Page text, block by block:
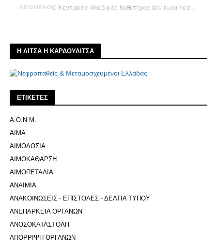
ΕΠΟΜΕΝΟ Ο Κεντρικός Φλεβικός Καθετήρας δεν είναι λύση είναι προσωρινό καταφύγιο
Η ΛΙΤΣΑ Η ΚΑΡΔΟΥΛΙΤΣΑ
ΕΤΙΚΕΤΕΣ
Α.Ο.Ν.Μ.
ΑΙΜΑ
ΑΙΜΟΔΟΣΙΑ
ΑΙΜΟΚΑΘΑΡΣΗ
ΑΙΜΟΠΕΤΑΛΙΑ
ΑΝΑΙΜΙΑ
ΑΝΑΚΟΙΝΩΣΕΙΣ - ΕΠΙΣΤΟΛΕΣ - ΔΕΛΤΙΑ ΤΥΠΟΥ
ΑΝΕΠΑΡΚΕΙΑ ΟΡΓΑΝΩΝ
ΑΝΟΣΟΚΑΤΑΣΤΟΛΗ
ΑΠΟΡΡΙΨΗ ΟΡΓΑΝΩΝ